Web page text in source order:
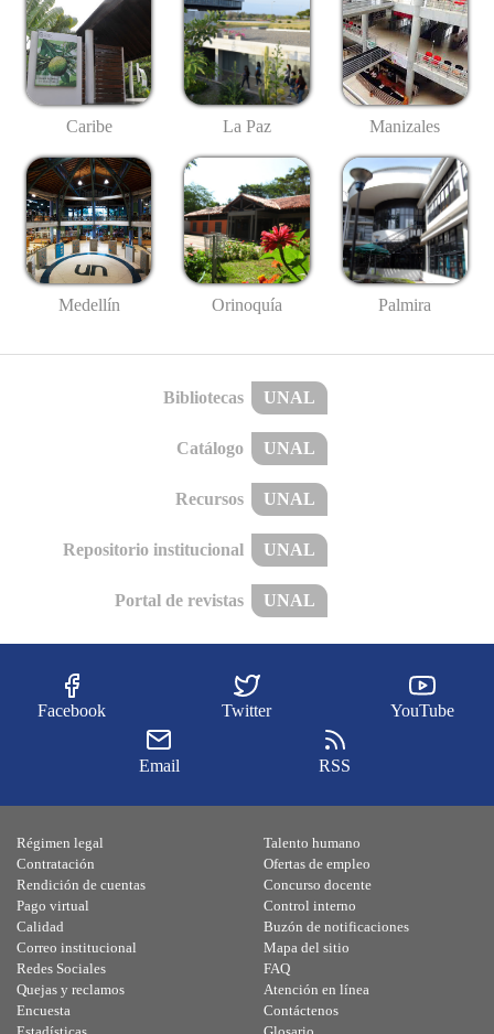
Caribe La Paz Manizales
Medellín Orinoquía Palmira
Bibliotecas UNAL
Catálogo UNAL
Recursos UNAL
Repositorio institucional UNAL
Portal de revistas UNAL
Facebook Twitter YouTube
Email RSS
Régimen legal
Contratación
Rendición de cuentas
Pago virtual
Calidad
Talento humano
Ofertas de empleo
Concurso docente
Control interno
Buzón de notificaciones
Correo institucional
Redes Sociales
Quejas y reclamos
Encuesta
Mapa del sitio
FAQ
Atención en línea
Contáctenos